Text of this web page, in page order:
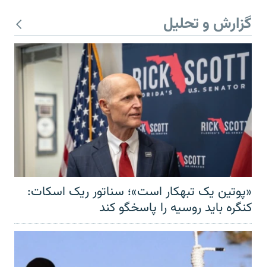
گزارش و تحلیل
«پوتین یک تبهکار است»؛ سناتور ریک اسکات:
کنگره باید روسیه را پاسخگو کند